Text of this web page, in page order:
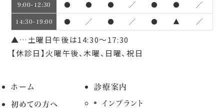
9:00~12:30 ● ● ● ／ ● ● ／
14:30~19:00 ● ／ ● ／ ● ▲ ／
▲…土曜日午後は14:30～17:30
【休診日】火曜午後、木曜、日曜、祝日
ホーム
初めての方へ
診療案内
インプラント